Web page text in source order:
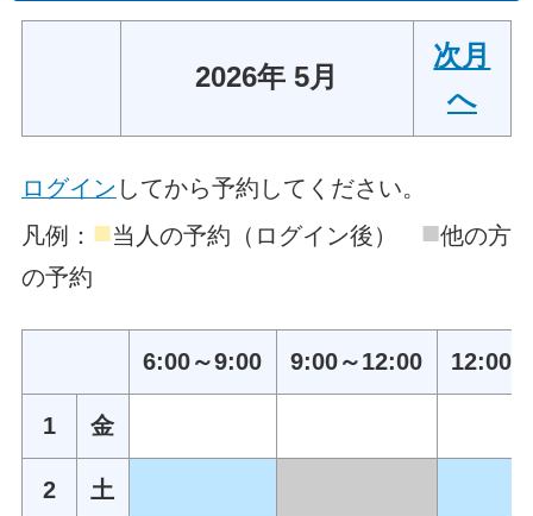
2026年 5月
次月
へ
ログイン してから予約してください。
凡例： ■当人の予約（ログイン後） ■他の方
の予約
6:00～9:00 9:00～12:00 12:00
1 金
2 土